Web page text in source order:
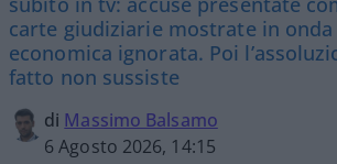
carte giudiziarie mostrate in
economica ignorata. Poi
fatto non sussiste
di Massimo Balsamo
6 Agosto 2026, 14:15